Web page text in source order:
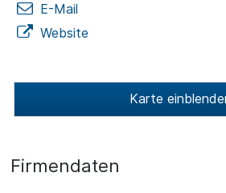
E-Mail
Website
Karte
Firmendaten